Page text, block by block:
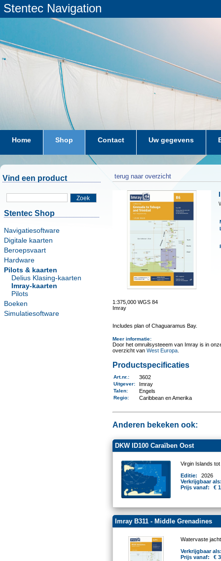
Stentec Navigation
Home Shop Contact Uw gegevens
Vind een product
Zoek
Stentec Shop
Navigatiesoftware
Digitale kaarten
Beroepsvaart
Hardware
Pilots & kaarten
Delius Klasing-kaarten
Imray-kaarten
Pilots
Boeken
Simulatiesoftware
terug naar overzicht
1:375,000 WGS 84
Imray
Includes plan of Chaguaramus Bay.
Meer informatie:
Door het omruilsysteeem van Imray is in
overzicht van West Europa.
Productspecificaties
Art.nr. : 3602
Uitgever: Imray
Talen: Engels
Regio: Caribbean en Amerika
Anderen bekeken ook:
DKW ID100 Caraïben Oost
Virgin Islands
Editie:
2026
Verkrijgbaar
Prijs vanaf:
€
Imray B311 - Middle Grenadines
Watervaste
Verkrijgbaar
Prijs vanaf:
€